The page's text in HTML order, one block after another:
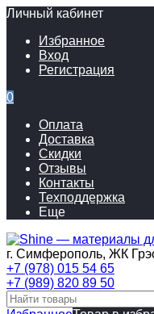
Личный кабинет
Избранное
Вход
Регистрация
0
Оплата
Доставка
Скидки
Отзывы
Контакты
Техподдержка
Еще
г. Симферополь, ЖК
+7 (978) 015 54 65
+7 (989) 820 89 50